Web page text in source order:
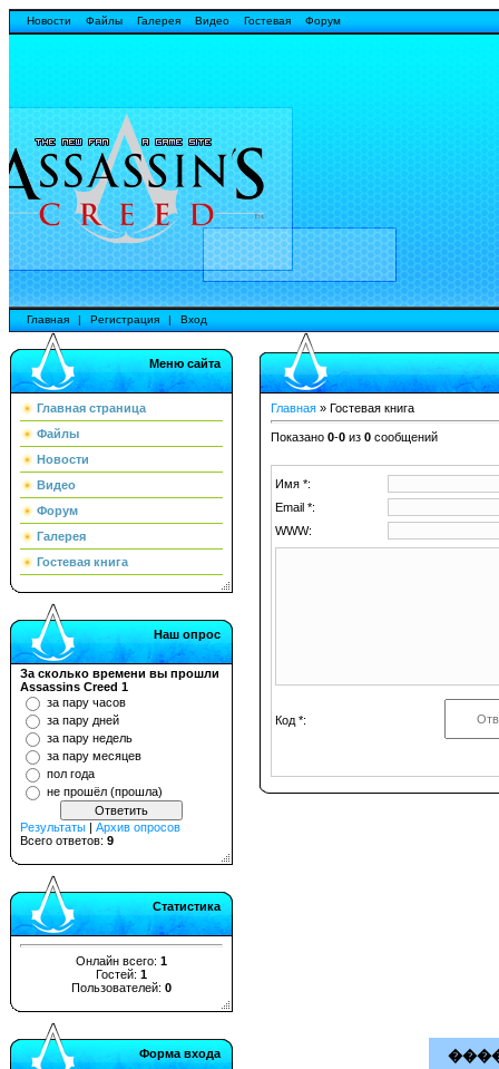
Новости Файлы Галерея Видео Гостевая Форум
Главная | Регистрация | Вход
Меню сайта
Главная страница
Файлы
Новости
Видео
Форум
Галерея
Гостевая книга
Наш опрос
За сколько времени вы прошли
Assassins Creed 1
за пару часов
за пару дней
за пару недель
за пару месяцев
пол года
не прошёл (прошла)
Результаты | Архив опросов
Всего ответов: 9
Статистика
Онлайн всего: 1
Гостей: 1
Пользователей: 0
Форма входа
Главная » Гостевая книга
Показано 0-0 из 0 сообщений
Имя *:
Email *:
WWW:
Код *: